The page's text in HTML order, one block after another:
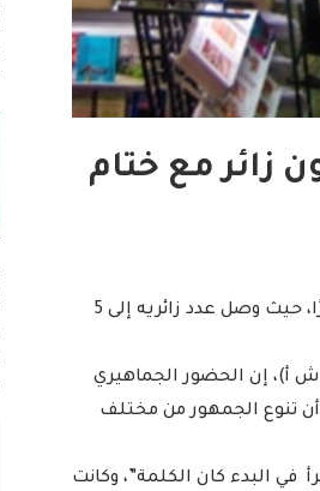
للكتاب يتخطى حاجز 5.5 مليون زائر مع ختام
سجل معرض القاهرة الدولي للكتاب في ختام دورته الـسادسة والخميسن، حضورًا كبيرًا، حيث وصل عدد زائريه إلى 5
ش أ)، إن الحضور الجماهيري
أن تنوع الجمهور من مختلف
الماضي تحت شعار: “اقرأ في البدء كان الكلمة”، وكانت